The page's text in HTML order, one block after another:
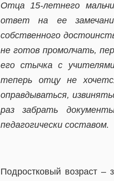
Отца 15-летнего
ответ на ее
собственного
не готов промолчать,
его стычка с
теперь отцу не
оправдываться,
раз забрать
педагогически составом.
Подростковый возраст –